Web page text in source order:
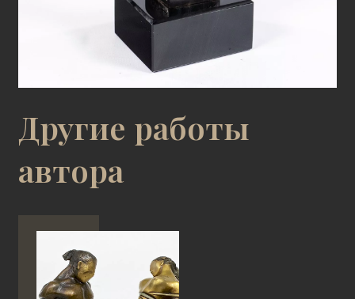
Другие работы
автора